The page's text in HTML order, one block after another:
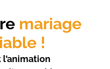
mariage
!
l’animation